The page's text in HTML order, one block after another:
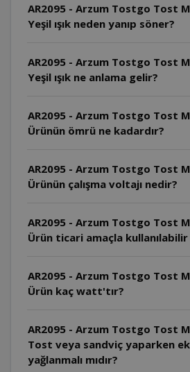
AR2095 - Arzum Tostgo Tost
Yeşil ışık neden yanıp söner?
AR2095 - Arzum Tostgo Tost
Yeşil ışık ne anlama gelir?
AR2095 - Arzum Tostgo Tost
Ürünün ömrü ne kadardır?
AR2095 - Arzum Tostgo Tost
Ürünün çalışma voltajı nedir?
AR2095 - Arzum Tostgo Tost
Ürün ticari amaçla kullanılabilir
AR2095 - Arzum Tostgo Tost
Ürün kaç watt'tır?
AR2095 - Arzum Tostgo Tost
Tost veya sandviç yaparken
yağlanmalı mıdır?